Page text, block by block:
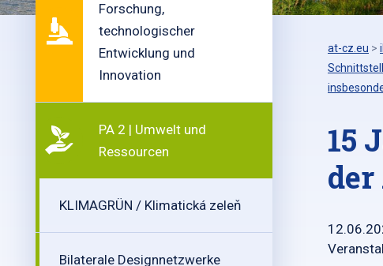
Forschung,
technologischer
Entwicklung und
Innovation
PA 2 | Umwelt und
Ressourcen
KLIMAGRÜN / Klimatická zeleň
Bilaterale Designnetzwerke
at-cz.eu >
15